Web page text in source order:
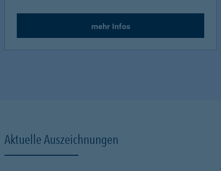
mehr Infos
Aktuelle Auszeichnungen